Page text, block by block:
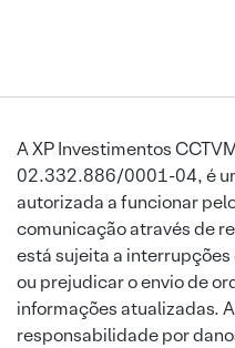
A XP Investimentos
02.332.886/0001-04, é
autorizada a funcionar
comunicação através de
está sujeita a
ou prejudicar o envio de
informações atualizadas.
responsabilidade por